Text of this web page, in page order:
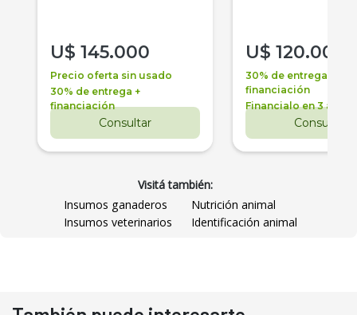
U$ 145.000
Precio oferta sin usado
30% de entrega +
financiación
Consultar
U$ 120.000
30% de entrega +
financiación
Financialo en 3 años
Consultar
Visitá también:
Insumos ganaderos
Nutrición animal
Insumos veterinarios
Identificación animal